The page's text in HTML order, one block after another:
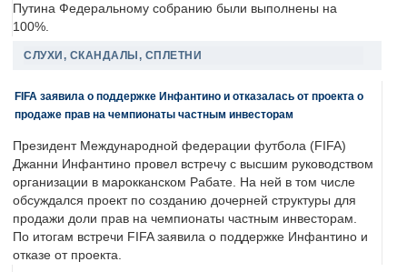
Путина Федеральному собранию были выполнены на
100%.
СЛУХИ, СКАНДАЛЫ, СПЛЕТНИ
FIFA заявила о поддержке Инфантино и отказалась от проекта о
продаже прав на чемпионаты частным инвесторам
Президент Международной федерации футбола (FIFA)
Джанни Инфантино провел встречу с высшим руководством
организации в марокканском Рабате. На ней в том числе
обсуждался проект по созданию дочерней структуры для
продажи доли прав на чемпионаты частным инвесторам.
По итогам встречи FIFA заявила о поддержке Инфантино и
отказе от проекта.